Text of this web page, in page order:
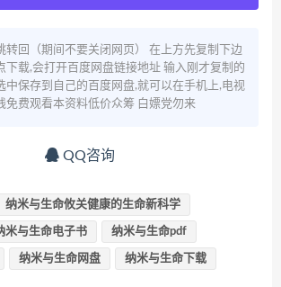
转回（期间不要关闭网页） 在上方先复制下边
下载,会打开百度网盘链接地址 输入刚才复制的
中保存到自己的百度网盘,就可以在手机上,电视
免费观看本资料低价众筹 白嫖党勿来
QQ咨询
纳米与生命攸关健康的生命新科学
米与生命电子书 纳米与生命pdf
纳米与生命网盘 纳米与生命下载